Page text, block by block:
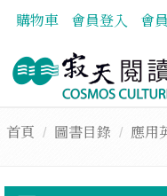
購物車 會員登入 會
首頁 圖書目錄 應用